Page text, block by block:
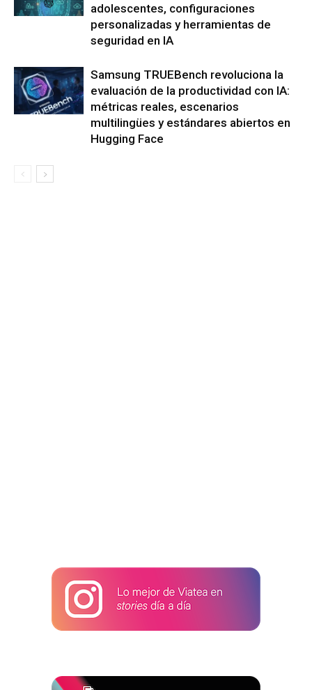
adolescentes, configuraciones
personalizadas y herramientas de
seguridad en IA
Samsung TRUEBench revoluciona la
evaluación de la productividad con IA:
métricas reales, escenarios
multilingües y estándares abiertos en
Hugging Face